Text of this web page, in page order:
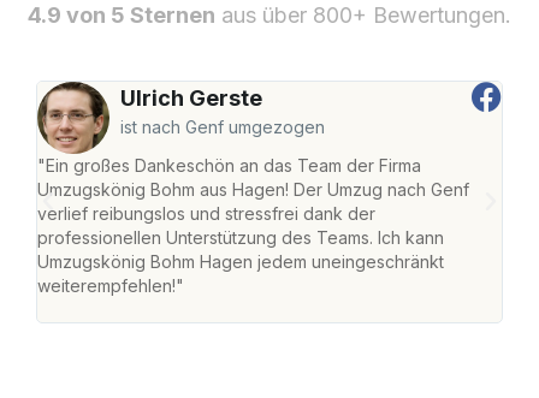
4.9 von 5 Sternen aus über 800+ Bewertungen.
Ulrich Gerste
ist nach Genf umgezogen
"Ein großes Dankeschön an das Team der Firma
Umzugskönig Bohm aus Hagen! Der Umzug nach Genf
verlief reibungslos und stressfrei dank der
professionellen Unterstützung des Teams. Ich kann
Umzugskönig Bohm Hagen jedem uneingeschränkt
weiterempfehlen!"